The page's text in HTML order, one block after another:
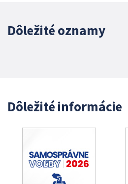
Dôležité oznamy
Dôležité informácie